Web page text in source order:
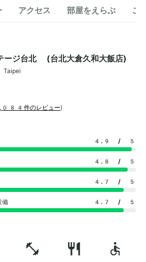
アクセス 部屋をえらぶ こ
ジ台北 (台北大倉久和大飯店)
件のレビュー)
4.9 / 5
4.8 / 5
4.7 / 5
備 4.7 / 5